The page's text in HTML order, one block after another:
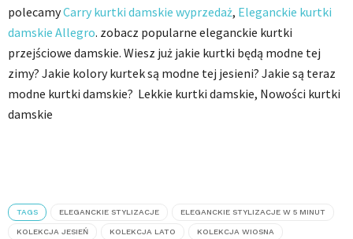
polecamyCarry kurtki damskie wyprzedaż, Eleganckie kurtki
damskie Allegro. zobacz popularne eleganckie kurtki
przejściowe damskie. Wiesz już jakie kurtki będą modne tej
zimy? Jakie kolory kurtek są modne tej jesieni? Jakie są teraz
modne kurtki damskie? Lekkie kurtki damskie, Nowości kurtki
damskie
TAGS ELEGANCKIE STYLIZACJE ELEGANCKIE STYLIZACJE W 5 MINUT
KOLEKCJA JESIEŃ KOLEKCJA LATO KOLEKCJA WIOSNA